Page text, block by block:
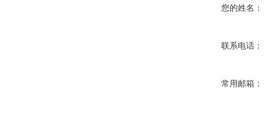
您的姓名：
联系电话：
常用邮箱：